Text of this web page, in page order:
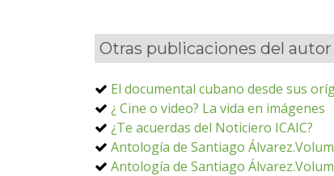
Otras publicaciones del
El documental cubano desde sus
¿ Cine o video? La vida en imágenes
¿Te acuerdas del Noticiero ICAIC?
Antología de Santiago
Antología de Santiago